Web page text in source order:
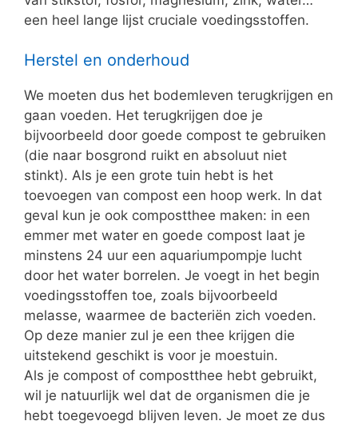
een heel lange lijst cruciale voedingsstoffen.
Herstel en onderhoud
We moeten dus het bodemleven terugkrijgen en
gaan voeden. Het terugkrijgen doe je
bijvoorbeeld door goede compost te gebruiken
(die naar bosgrond ruikt en absoluut niet
stinkt). Als je een grote tuin hebt is het
toevoegen van compost een hoop werk. In dat
geval kun je ook compostthee maken: in een
emmer met water en goede compost laat je
minstens 24 uur een aquariumpompje lucht
door het water borrelen. Je voegt in het begin
voedingsstoffen toe, zoals bijvoorbeeld
melasse, waarmee de bacteriën zich voeden.
Op deze manier zul je een thee krijgen die
uitstekend geschikt is voor je moestuin.
Als je compost of compostthee hebt gebruikt,
wil je natuurlijk wel dat de organismen die je
hebt toegevoegd blijven leven. Je moet ze dus